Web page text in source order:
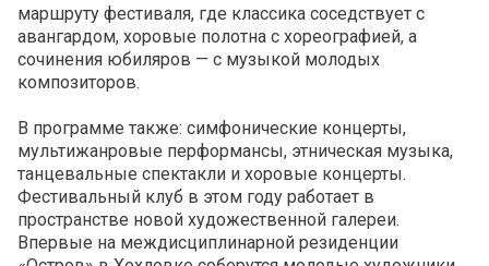
маршруту фестиваля, где классика соседствует с
авангардом, хоровые полотна с хореографией, а
сочинения юбиляров — с музыкой молодых
композиторов.
В программе также: симфонические концерты,
мультижанровые перформансы, этническая музыка,
танцевальные спектакли и хоровые концерты.
Фестивальный клуб в этом году работает в
пространстве новой художественной галереи.
Впервые на междисциплинарной резиденции